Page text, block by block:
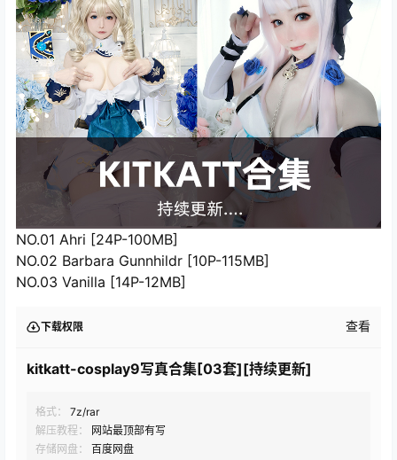
NO.01 Ahri [24P-100MB]
NO.02 Barbara Gunnhildr [10P-115MB]
NO.03 Vanilla [14P-12MB]
下载权限 查看
kitkatt-cosplay9写真合集[03套][持续更新]
格式：
7z/rar
解压教程：
网站最顶部有写
存储网盘：
百度网盘